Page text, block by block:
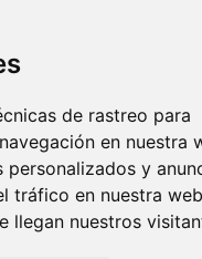
de rastreo para
en nuestra
y
tráfico en nuestra
llegan nuestros